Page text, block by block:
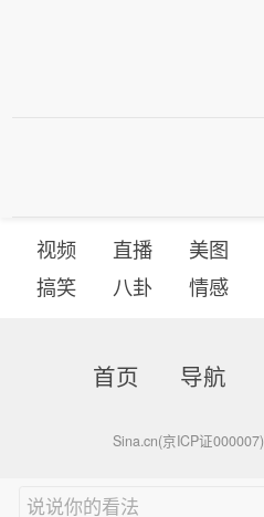
视频 直播 美图
搞笑
八卦 情感
首页 导航
Sina.cn(京ICP证000007)
说说你的看法